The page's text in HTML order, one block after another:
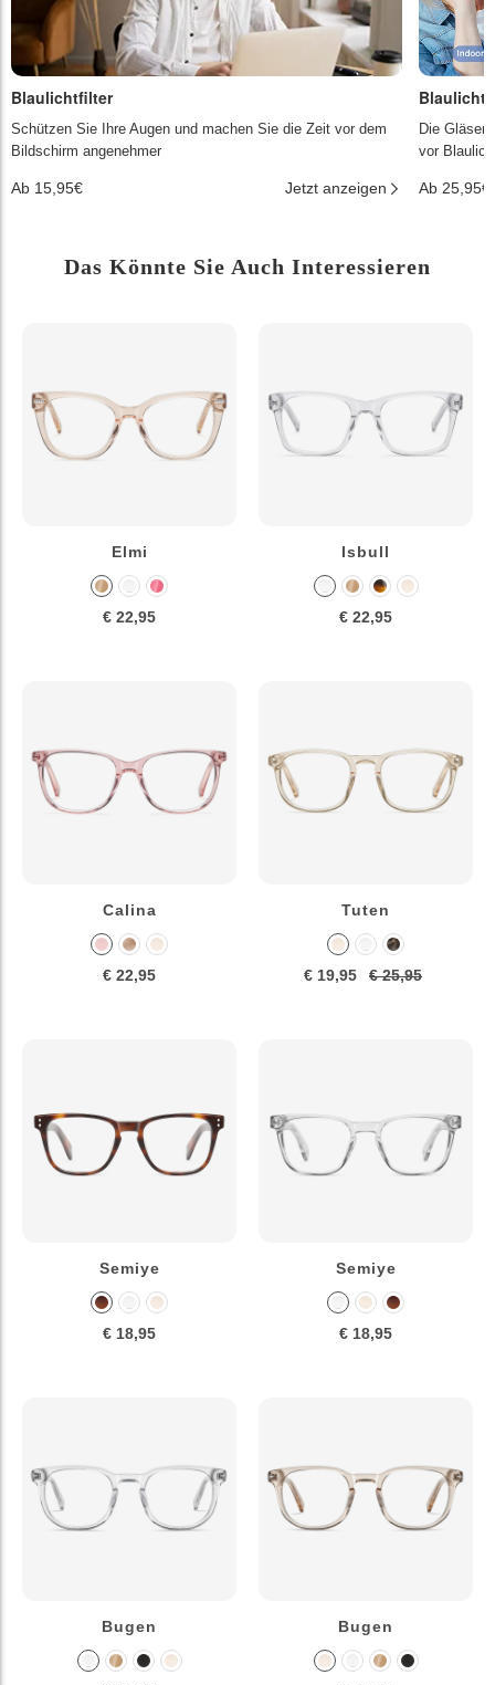
Blaulichtfilter
Schützen Sie Ihre Augen und machen Sie die Zeit vor dem
Bildschirm angenehmer
Ab 15,95€ Jetzt anzeigen
Die Gläser
vor
Ab 25,95€
Das Könnte Sie Auch Interessieren
Elmi
€ 22,95
Isbull
€ 22,95
Calina
€ 22,95
Tuten
€ 19,95 € 25,95
Semiye
€ 18,95
Semiye
€ 18,95
Bugen Bugen